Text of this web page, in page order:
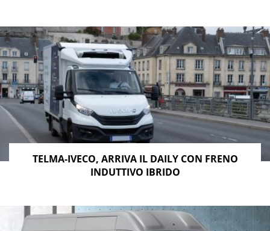
TELMA-IVECO, ARRIVA IL DAILY CON FRENO
INDUTTIVO IBRIDO